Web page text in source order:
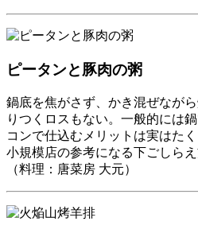
ピータンと豚肉の粥
鍋底を焦がさず、かき混ぜなが
りつくロスもない。一般的には
コンで仕込むメリットは実はた
小規模店の参考になる下ごしら
（料理：唐菜房 大元）